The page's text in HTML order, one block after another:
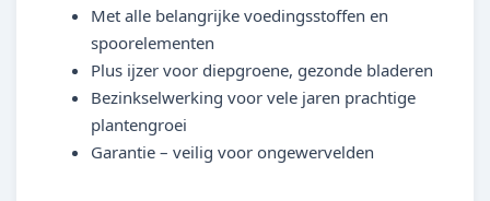
Met alle belangrijke voedingsstoffen en
spoorelementen
Plus ijzer voor diepgroene, gezonde bladeren
Bezinkselwerking voor vele jaren prachtige
plantengroei
Garantie – veilig voor ongewervelden